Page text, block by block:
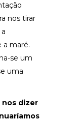
nos tirar
a maré.
se um
uma
nos dizer